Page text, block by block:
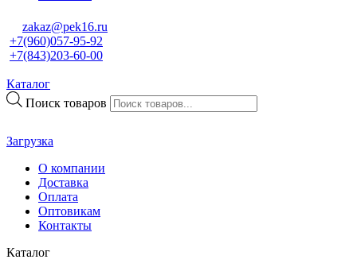
zakaz@pek16.ru
+7(960)057-95-92
+7(843)203-60-00
Каталог
Поиск товаров
Загрузка
О компании
Доставка
Оплата
Оптовикам
Контакты
Каталог